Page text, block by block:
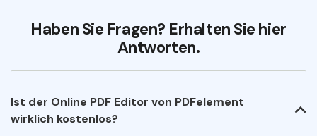
Haben Sie Fragen? Erhalten Sie hier
Antworten.
Ist der Online PDF Editor von PDFelement
wirklich kostenlos?